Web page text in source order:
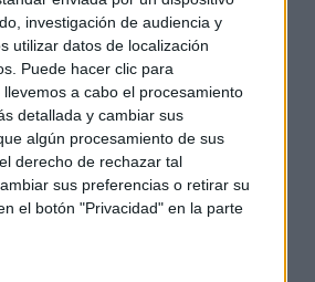
investigación de audiencia y
utilizar datos de localización
Puede hacer clic para
a cabo el procesamiento
detallada y cambiar sus
algún procesamiento de sus
derecho de rechazar tal
sus preferencias o retirar su
el botón "Privacidad" en la parte
TyC Sports
4
CANALES TV